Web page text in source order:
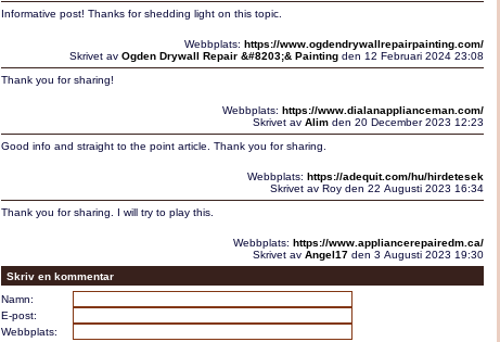
Informative post! Thanks for shedding light on this topic.
Webbplats: https://www.ogdendrywallrepairpainting.com/
Skrivet av Ogden Drywall Repair &#8203;& Paintingden 12 Februari 2024 23:08
Thank you for sharing!
Webbplats: https://www.dialanapplianceman.com/
Skrivet av Alimden 20 December 2023 12:23
Good info and straight to the point article. Thank you for sharing.
Webbplats: https://adequit.com/hu/hirdetesek
Skrivet av Roy den 22 Augusti 2023 16:34
Thank you for sharing. I will try to play this.
Webbplats: https://www.appliancerepairedm.ca/
Skrivet av Angel17den 3 Augusti 2023 19:30
Skriv en kommentar
Namn:
E-post:
Webbplats: